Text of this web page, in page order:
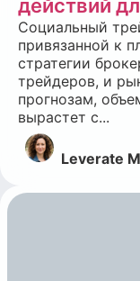
действий
Социальный
привязанной к
стратегии
трейдеров, и
прогнозам,
вырастет с...
Leverate